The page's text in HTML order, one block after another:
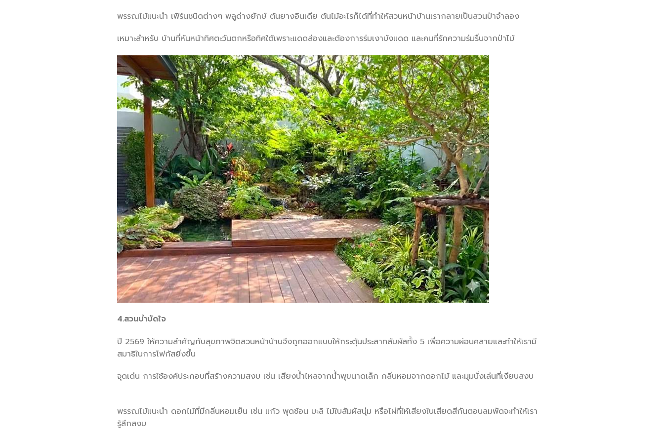
พรรณไม้แนะนำ เฟิร์นชนิดต่างๆ พลูด่างยักษ์ ต้นยางอินเดีย ต้นไม้อะไรก็ได้ที่ทำให้สวนหน้าบ้านเรากลายเป็นสวนป่าจำลอง
เหมาะสำหรับ บ้านที่หันหน้าทิศตะวันตกหรือทิศใต้เพราะแดดส่องและต้องการร่มเงาบังแดด และคนที่รักความร่มรื่นจากป่าไม้
4.สวนบำบัดใจ
ปี 2569 ให้ความสำคัญกับสุขภาพจิตสวนหน้าบ้านจึงถูกออกแบบให้กระตุ้นประสาทสัมผัสทั้ง 5 เพื่อความผ่อนคลายและทำให้เรามี
สมาธิในการโฟกัสยิ่งขึ้น
จุดเด่น การใช้องค์ประกอบที่สร้างความสงบ เช่น เสียงน้ำไหลจากน้ำพุขนาดเล็ก กลิ่นหอมจากดอกไม้ และมุมนั่งเล่นที่เงียบสงบ
พรรณไม้แนะนำ ดอกไม้ที่มีกลิ่นหอมเย็น เช่น แก้ว พุดซ้อน มะลิ ไม้ใบสัมผัสนุ่ม หรือไผ่ที่ให้เสียงใบเสียดสีกันตอนลมพัดจะทำให้เรา
รู้สึกสงบ